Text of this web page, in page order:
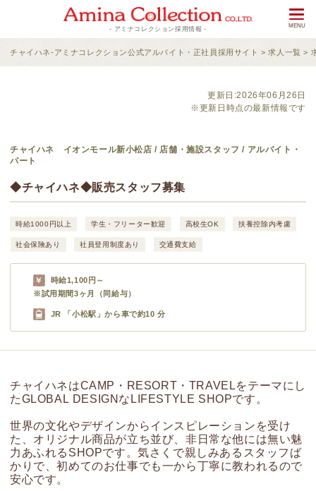
- アミナコレクション採用情報 -
チャイハネ-アミナコレクション公式アルバイト・正社員採用サイト > 求人一覧 >
更新日:2026年06月26日
※更新日時点の最新情報です
チャイハネ イオンモール新小松店 / 店舗・施設スタッフ / アルバイト・
パート
◆チャイハネ◆販売スタッフ募集
時給1000円以上 学生・フリーター歓迎 高校生OK 扶養控除内考慮
社会保険あり 社員登用制度あり 交通費支給
時給1,100円～
※試用期間3ヶ月（同給与）
JR 「小松駅」から車で約10 分
チャイハネはCAMP・RESORT・TRAVELをテーマにし
たGLOBAL DESIGNなLIFESTYLE SHOPです。
世界の文化やデザインからインスピレーションを受け
た、オリジナル商品が立ち並び、非日常な他には無い魅
力あふれるSHOPです。気さくで親しみあるスタッフば
かりで、初めてのお仕事でも一から丁寧に教われるので
安心です。